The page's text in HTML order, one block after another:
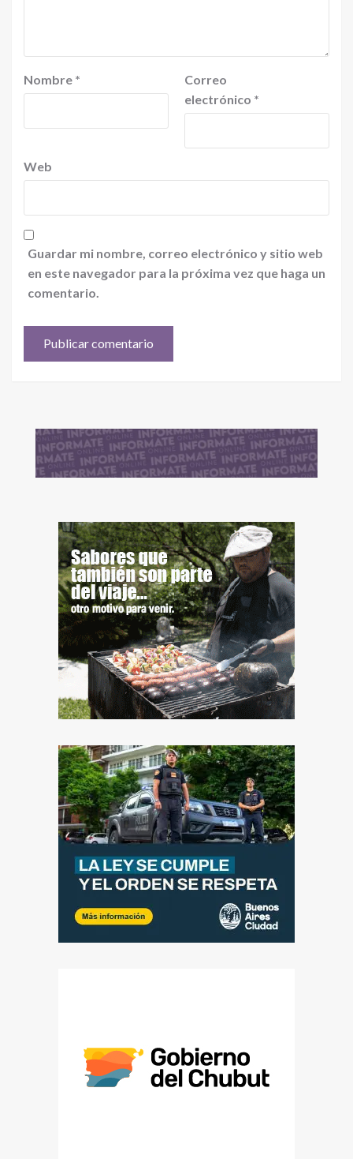
Nombre *
Correo
electrónico *
Web
Guardar mi nombre, correo electrónico y sitio web
en este navegador para la próxima vez que haga un
comentario.